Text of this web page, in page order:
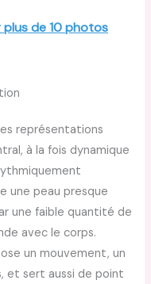
de 10 photos
représentations
à la fois dynamique
une peau presque
une faible quantité de
avec le corps.
un mouvement, un
et sert aussi de point